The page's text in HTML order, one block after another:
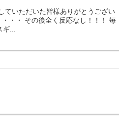
ていただいた皆様ありがとうござい
・・ その後全く反応なし！！！ 毎
ギ...